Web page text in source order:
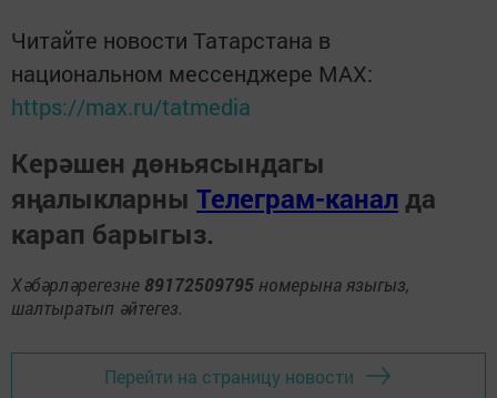
Читайте новости Татарстана в
национальном мессенджере MАХ:
https://max.ru/tatmedia
Керәшен дөньясындагы
яңалыкларны Телеграм-канал да
карап барыгыз.
Хәбәрләрегезне 89172509795 номерына языгыз,
шалтыратып әйтегез.
Перейти на страницу новости